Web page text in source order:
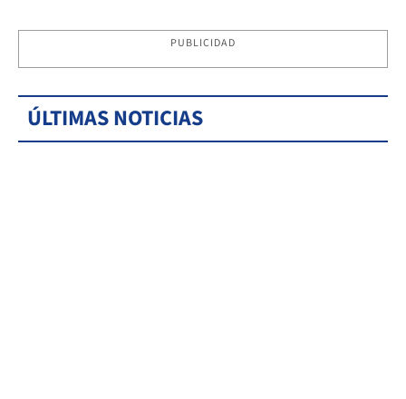
PUBLICIDAD
ÚLTIMAS NOTICIAS